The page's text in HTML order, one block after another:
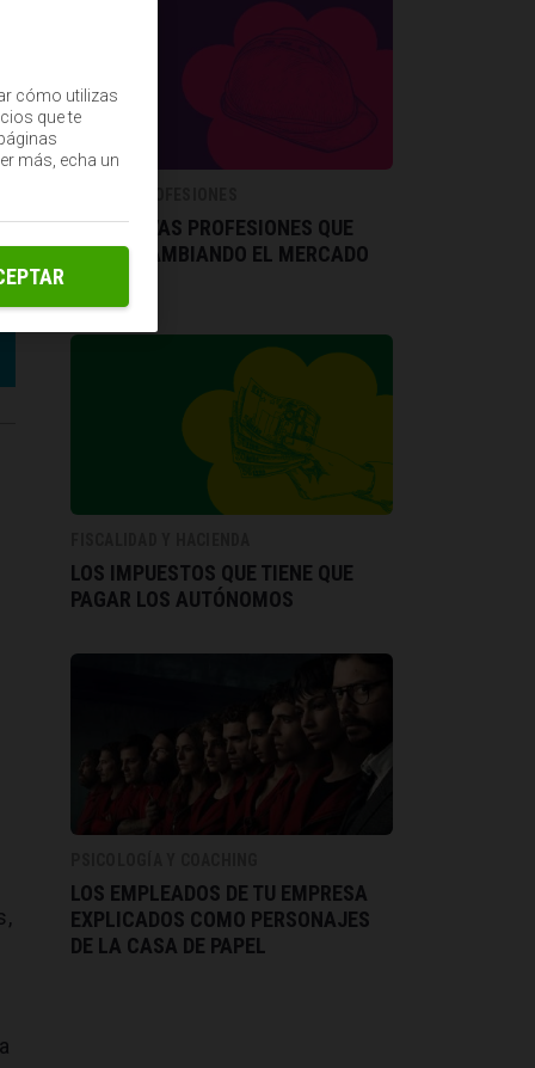
LAS NUEVAS PROFESIONES QUE
ESTÁN CAMBIANDO EL MERCADO
LOS IMPUESTOS QUE TIENE QUE
PAGAR LOS AUTÓNOMOS
LOS EMPLEADOS DE TU EMPRESA
EXPLICADOS COMO PERSONAJES
DE LA CASA DE PAPEL
cómo utilizas
que te
más, echa un